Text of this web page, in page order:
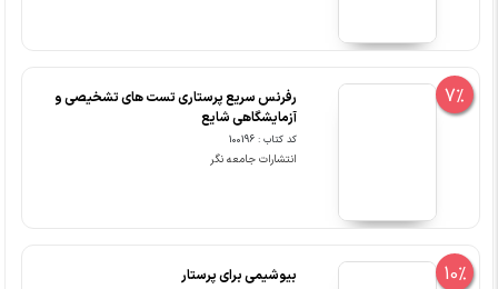
7%
رفرنس سریع پرستاری تست های تشخیصی و
آزمایشگاهی شایع
کد کتاب : 100196
انتشارات جامعه نگر
10% بیوشیمی برای پرستار